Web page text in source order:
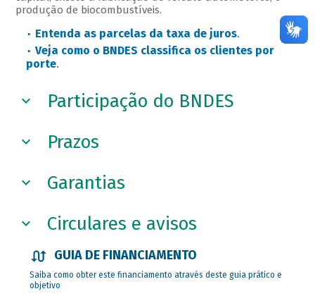
produção de biocombustíveis.
Entenda as parcelas da taxa de juros.
Veja como o BNDES classifica os clientes por
porte.
Participação do BNDES
Prazos
Garantias
Circulares e avisos
GUIA DE FINANCIAMENTO
Saiba como obter este financiamento através deste guia prático e
objetivo